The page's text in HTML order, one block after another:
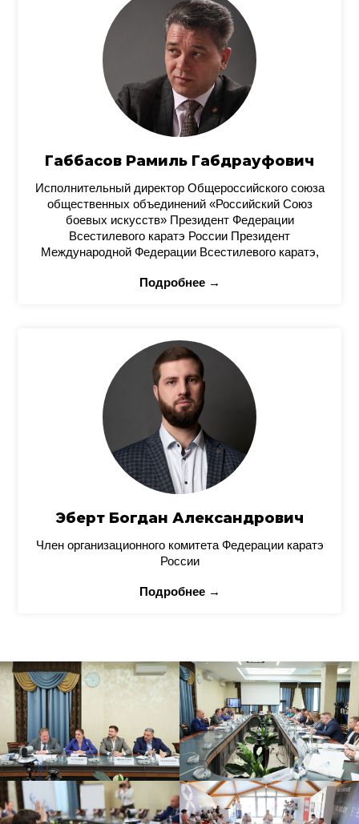
Габбасов Рамиль Габдрауфович
Исполнительный директор Общероссийского союза
общественных объединений «Российский Союз
боевых искусств» Президент Федерации
Всестилевого каратэ России Президент
Международной Федерации Всестилевого каратэ,
Подробнее →
Эберт Богдан Александрович
Член организационного комитета Федерации каратэ
России
Подробнее →